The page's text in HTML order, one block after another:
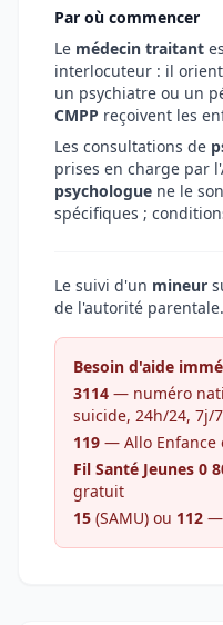
Par où commencer
Le médecin traitant
interlocuteur : il
un psychiatre ou un
CMPP reçoivent les
Les consultations de
prises en charge par
psychologue ne le
spécifiques ;
Le suivi d'un mineur
de l'autorité parentale.
Besoin d'aide
3114 — numéro
suicide, 24h/24, 7j/
119 — Allo Enfance
Fil Santé Jeunes 0
gratuit
15 (SAMU) ou 112 —